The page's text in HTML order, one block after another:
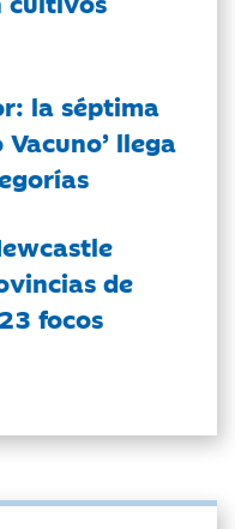
la séptima
llega
de
focos